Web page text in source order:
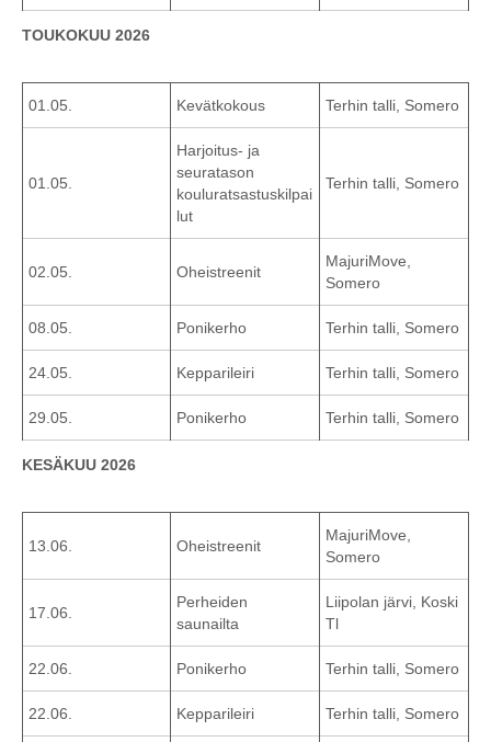
TOUKOKUU 2026
01.05. Kevätkokous Terhin talli, Somero
01.05.
Harjoitus- ja
seuratason
kouluratsastuskilpai
lut
Terhin talli, Somero
02.05. Oheistreenit
MajuriMove,
Somero
08.05. Ponikerho Terhin talli, Somero
24.05. Kepparileiri Terhin talli, Somero
29.05. Ponikerho Terhin talli, Somero
KESÄKUU 2026
13.06. Oheistreenit
MajuriMove,
Somero
17.06.
Perheiden
saunailta
Liipolan järvi, Koski
Tl
22.06. Ponikerho Terhin talli, Somero
22.06. Kepparileiri Terhin talli, Somero